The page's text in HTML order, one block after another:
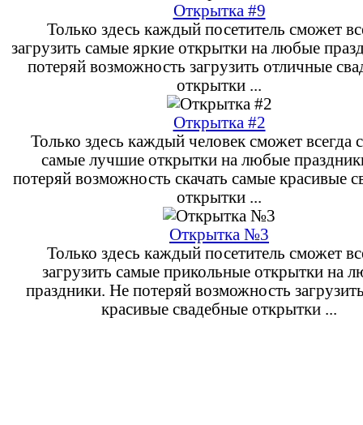
Открытка #9
Только здесь каждый посетитель сможет
загрузить самые яркие открытки на любые
потеряй возможность загрузить отличные
открытки ...
Открытка #2
Только здесь каждый человек сможет всегда
самые лучшие открытки на любые
потеряй возможность скачать самые красивые
открытки ...
Открытка №3
Только здесь каждый посетитель сможет
загрузить самые прикольные открытки на
праздники. Не потеряй возможность
красивые свадебные открытки ...